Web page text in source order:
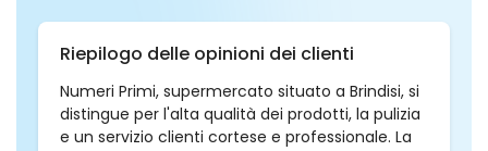
Riepilogo delle opinioni dei clienti
Numeri Primi, supermercato situato a Brindisi, si
distingue per l'alta qualità dei prodotti, la pulizia
e un servizio clienti cortese e professionale. La